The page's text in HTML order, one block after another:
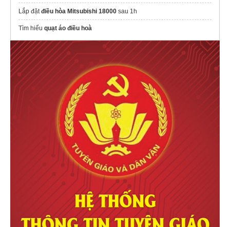
Lắp đặtđiều hòa Mitsubishi 18000 sau 1h
Tìm hiểu quạt áo điều hoà